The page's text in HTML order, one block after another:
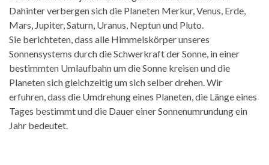
Dahinter verbergen sich die Planeten Merkur, Venus, Erde,
Mars, Jupiter, Saturn, Uranus, Neptun und Pluto.
Sie berichteten, dass alle Himmelskörper unseres
Sonnensystems durch die Schwerkraft der Sonne, in einer
bestimmten Umlaufbahn um die Sonne kreisen und die
Planeten sich gleichzeitig um sich selber drehen. Wir
erfuhren, dass die Umdrehung eines Planeten, die Länge eines
Tages bestimmt und die Dauer einer Sonnenumrundung ein
Jahr bedeutet.